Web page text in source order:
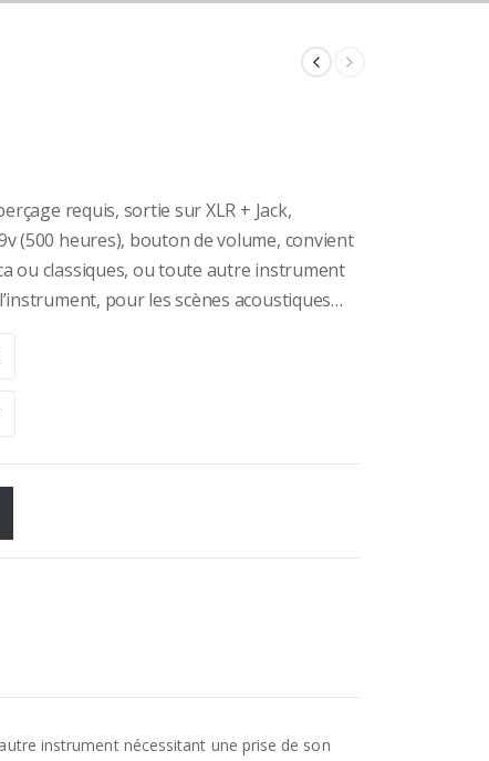
requis, sortie sur XLR + Jack,
(500 heures), bouton de volume, convient
ou classiques, ou toute autre instrument
pour les scènes acoustiques…
instrument nécessitant une prise de son